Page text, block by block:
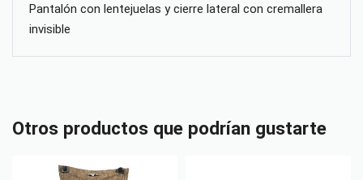
Pantalón con lentejuelas y cierre lateral con cremallera
invisible
Otros productos que podrían gustarte